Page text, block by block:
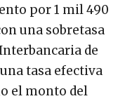
por 1 mil 490
una sobretasa
de
tasa efectiva
el monto del